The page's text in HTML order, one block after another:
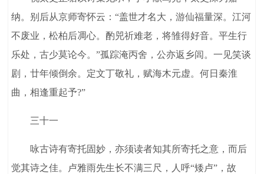
纳。别后从京师寄怀云：“盖世才名大，游仙福量深。江河
不废业，松柏后凋心。酌兕祈难老，将雏得好音。平生行
乐处，古少莫论今。”孤踪淹丙舍，公亦返乡闾。一见笑谈
剧，廿年倾倒余。定文丁敬礼，赋海木元虚。何日秦淮
曲，相逢重起予?”
三十一
咏古诗有寄托固妙，亦须读者知其所寄托之意，而后
觉其诗之佳。卢雅雨先生长不满三尺，人呼“矮卢”，故